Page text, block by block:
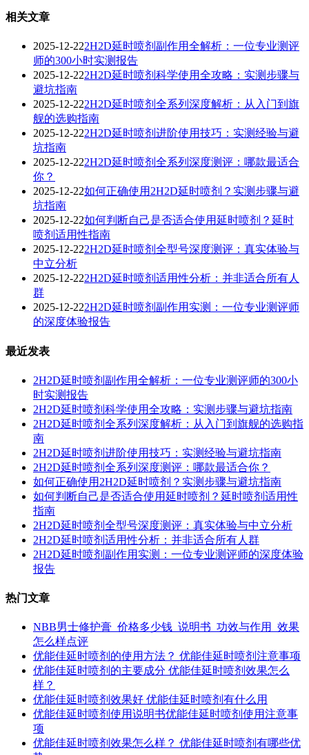
相关文章
2025-12-222H2D延时喷剂副作用全解析：一位专业测评
师的300小时实测报告
2025-12-222H2D延时喷剂科学使用全攻略：实测步骤与
避坑指南
2025-12-222H2D延时喷剂全系列深度解析：从入门到旗
舰的选购指南
2025-12-222H2D延时喷剂进阶使用技巧：实测经验与避
坑指南
2025-12-222H2D延时喷剂全系列深度测评：哪款最适合
你？
2025-12-22如何正确使用2H2D延时喷剂？实测步骤与避
坑指南
2025-12-22如何判断自己是否适合使用延时喷剂？延时
喷剂适用性指南
2025-12-222H2D延时喷剂全型号深度测评：真实体验与
中立分析
2025-12-222H2D延时喷剂适用性分析：并非适合所有人
群
2025-12-222H2D延时喷剂副作用实测：一位专业测评师
的深度体验报告
最近发表
2H2D延时喷剂副作用全解析：一位专业测评师的300小
时实测报告
2H2D延时喷剂科学使用全攻略：实测步骤与避坑指南
2H2D延时喷剂全系列深度解析：从入门到旗舰的选购指
南
2H2D延时喷剂进阶使用技巧：实测经验与避坑指南
2H2D延时喷剂全系列深度测评：哪款最适合你？
如何正确使用2H2D延时喷剂？实测步骤与避坑指南
如何判断自己是否适合使用延时喷剂？延时喷剂适用性
指南
2H2D延时喷剂全型号深度测评：真实体验与中立分析
2H2D延时喷剂适用性分析：并非适合所有人群
2H2D延时喷剂副作用实测：一位专业测评师的深度体验
报告
热门文章
NBB男士修护膏_价格多少钱_说明书_功效与作用_效果
怎么样点评
优能佳延时喷剂的使用方法？ 优能佳延时喷剂注意事项
优能佳延时喷剂的主要成分 优能佳延时喷剂效果怎么
样？
优能佳延时喷剂效果好 优能佳延时喷剂有什么用
优能佳延时喷剂使用说明书优能佳延时喷剂使用注意事
项
优能佳延时喷剂效果怎么样？ 优能佳延时喷剂有哪些优